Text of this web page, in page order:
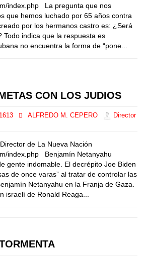
index.php La pregunta que nos
que hemos luchado por 65 años contra
por los hermanos castro es: ¿Será
Todo indica que la respuesta es
no encuentra la forma de “pone...
CON LOS JUDIOS
1613 ALFREDO M. CEPERO
Director
de La Nueva Nación
index.php Benjamín Netanyahu
gente indomable. El decrépito Joe Biden
de once varas” al tratar de controlar las
Netanyahu en la Franja de Gaza.
israelí de Ronald Reaga...